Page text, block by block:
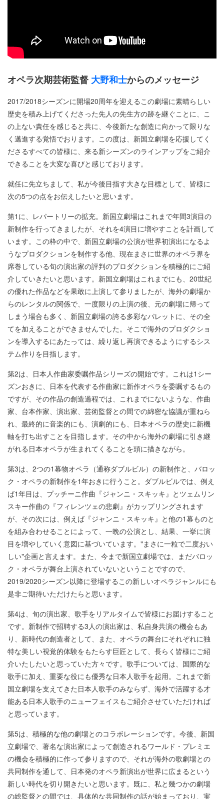
オペラ次期芸術監督大野和士からのメッセージ
2017/2018シーズンに開場20周年を迎えるこの劇場に素晴らしい
歴史を積み上げてくださった先人の先生方の跡を継ぐことに、こ
の上ない責任を感じると共に、今後新たな創造に向かって限りな
く邁進する覚悟でおります。この度は、新国立劇場を応援してく
ださるすべての皆様に、来る新シーズンのラインアップをご紹介
できることを大変な喜びと感じております。
就任に先立ちまして、私が今後目指す大きな目標として、皆様に
次の5つの点をお伝えしたいと思います。
第1に、レパートリーの拡充。新国立劇場はこれまで年間3演目の
新制作を行ってきましたが、それを4演目に増やすことを計画して
います。この枠の中で、新国立劇場の公演が世界初演出になるよ
うなプロダクションを制作する他、現在まさに世界のオペラ界を
席巻している旬の演出家の評判のプロダクションを積極的にご紹
介していきたいと思います。新国立劇場はこれまでにも、20世紀
の優れた作品などを果敢に上演して参りましたが、海外の劇場か
らのレンタルの関係で、一度限りの上演の後、元の劇場に帰って
しまう場合も多く、新国立劇場の誇る多彩なパレットに、その全
てを加えることができませんでした。そこで海外のプロダクショ
ンを導入するにあたっては、繰り返し再演できるようにするシス
テム作りを目指します。
第2は、日本人作曲家委嘱作品シリーズの開始です。これは1シー
ズンおきに、日本を代表する作曲家に新作オペラを委嘱するもの
ですが、その作品の創造過程では、これまでにないような、作曲
家、台本作家、演出家、芸術監督との間での綿密な協議が重ねら
れ、最終的に音楽的にも、演劇的にも、日本オペラの歴史に新機
軸を打ち出すことを目指します。その中から海外の劇場に引き継
がれる日本オペラが生まれてくることを頭に描きながら。
第3は、2つの1幕物オペラ（通称ダブルビル）の新制作と、バロッ
ク・オペラの新制作を1年おきに行うこと。ダブルビルでは、例え
ば1年目は、プッチーニ作曲『ジャンニ・スキッキ』とツェムリン
スキー作曲の『フィレンツェの悲劇』がカップリングされます
が、その次には、例えば『ジャンニ・スキッキ』と他の1幕ものと
を組み合わせることによって、一晩の公演とし、結果、一挙に演
目を増やしていく意図に基づいています。"まさに一粒で二度おい
しい"企画と言えます。また、今まで新国立劇場では、まだバロッ
ク・オペラが舞台上演されていないということですので、
2019/2020シーズン以降に登場するこの新しいオペラジャンルにも
是非ご期待いただけたらと思います。
第4は、旬の演出家、歌手をリアルタイムで皆様にお届けすること
です。新制作で招聘する3人の演出家は、私自身共演の機会もあ
り、新時代の創造者として、また、オペラの舞台にそれぞれに独
特な美しい視覚的体験をもたらす巨匠として、長らく皆様にご紹
介いたしたいと思っていた方々です。歌手については、国際的な
歌手に加え、重要な役にも優秀な日本人歌手を起用。これまで新
国立劇場を支えてきた日本人歌手のみならず、海外で活躍する才
能ある日本人歌手のニューフェイスもご紹介させていただければ
と思っています。
第5は、積極的な他の劇場とのコラボレーションです。今後、新国
立劇場で、著名な演出家によって創造されるワールド・プレミエ
の機会を積極的に作って参りますので、それが海外の歌劇場との
共同制作を通して、日本発のオペラ新演出が世界に広まるという
新しい時代を切り開きたいと思います。既に、私と幾つかの劇場
の総監督との間では、具体的な共同制作の話が始まっており、実